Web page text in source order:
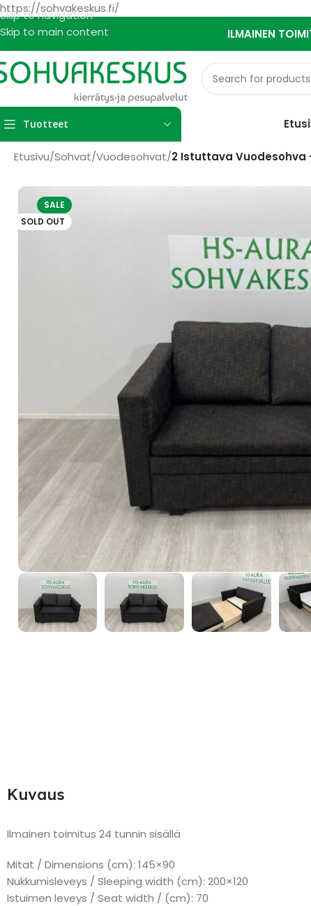
https://sohvakeskus.fi/
Skip to navigation
Skip to main content
ILMAINEN
Tuotteet
Etusivu/Sohvat/Vuodesohvat/2 Istuttava Vuodesohva
SALE
SOLD OUT
Kuvaus
Ilmainen toimitus 24 tunnin sisällä
Mitat / Dimensions (cm): 145×90
Nukkumisleveys / Sleeping width (cm): 200×120
Istuimen leveys / Seat width / (cm): 70